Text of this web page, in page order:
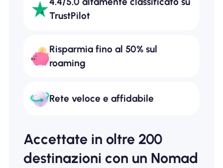
TrustPilot
Risparmia fino al 50% sul
roaming
Rete veloce e affidabile
Accettate in oltre 200
destinazioni con un Nomad